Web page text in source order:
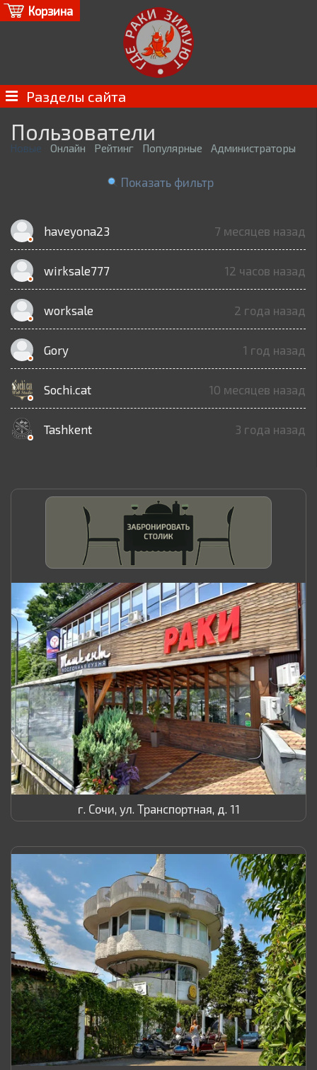
Корзина
Разделы сайта
Пользователи
Новые Онлайн Рейтинг Популярные Администраторы
Показать фильтр
haveyona23 7 месяцев назад
wirksale777 12 часов назад
worksale 2 года назад
Gory 1 год назад
Sochi.cat 10 месяцев назад
Tashkent 3 года назад
г. Сочи, ул. Транспортная, д. 11